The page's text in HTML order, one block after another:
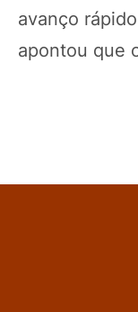
avanço
apontou que